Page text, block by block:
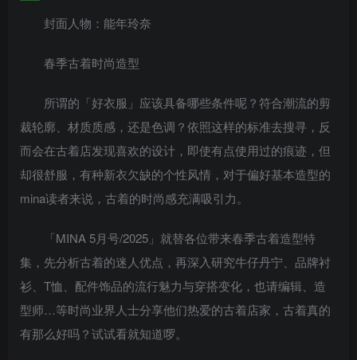
封面人物：能年玲奈
春季古着时尚造型
所谓的「好衣服」应该具备哪些条件呢？符合潮流的剪
裁轮廓、材质质感，还是色调？依照这样的标准去搜寻，反
而会在古着店发现喜欢的设计，即使有点使用过的痕迹，但
却很舒服，有种新衣欠缺的个性风情，对于偏好基本造型的
mina读者来说，古着的时尚感充满吸引力。
「MINA 5月号/2025」就替各位带来春季古着造型特
集，先分析古着的迷人优点，再深入研究牛仔丹宁、品牌衬
衫、T恤、配件饰品的流行魅力与穿搭变化，也请编辑、造
型师…等时尚业界人士分享他们热爱的古着店家，古着真的
有那么好吗？试试看就知道啰。